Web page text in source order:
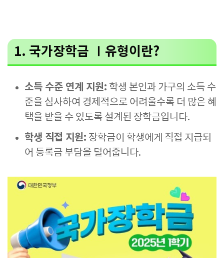
1. 국가장학금 Ⅰ유형이란?
소득 수준 연계 지원: 학생 본인과 가구의 소득 수
준을 심사하여 경제적으로 어려울수록 더 많은 혜
택을 받을 수 있도록 설계된 장학금입니다.
학생 직접 지원: 장학금이 학생에게 직접 지급되
어 등록금 부담을 덜어줍니다.